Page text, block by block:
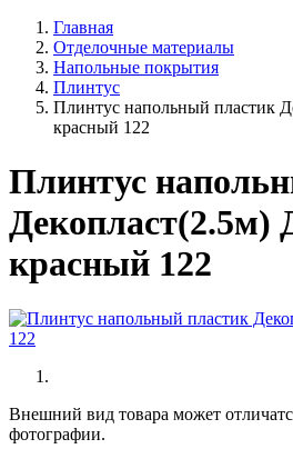
Главная
Отделочные материалы
Напольные покрытия
Плинтус
Плинтус напольный пластик
красный 122
Плинтус
Декопласт(2.5м)
красный 122
Внешний вид товара может
фотографии.